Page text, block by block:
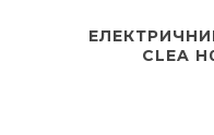
CLEA